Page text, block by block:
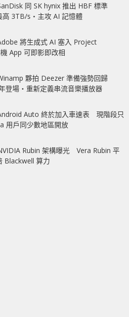
同 SK hynix 推出 HBF 標準
3TB/s‧主攻 AI 記憶體
將生成式 AI 塞入 Project
App 可即影即改相
夥拍 Deezer 準備強勢回歸
登場‧重新定義串流音樂播放器
Auto 終於加入車速表 現階段只
用戶同少數地區開放
Rubin 架構曝光 Vera Rubin 平
Blackwell 算力